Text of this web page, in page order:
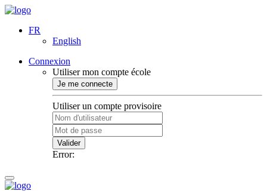
FR
English
Connexion
Utiliser mon compte école
Je me connecte
Utiliser un compte provisoire
Valider
Error: